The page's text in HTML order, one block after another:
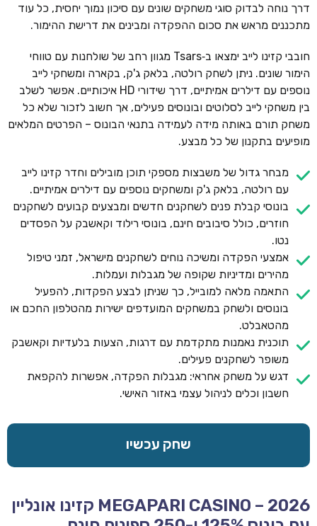
דרך נוחה לבדוק סוגי משחקים שונים עם סיכון נמוך יחסית, כל עוד
מתכננים מראש את סכום ההפקדה ומבינים את דרישת ההימור.
חובבי קזינו לייב ימצאו ב‑Tsars מגוון רחב של שולחנות עם טווחי
הימור שונים. ניתן לשחק רולטה, בלאק ג'ק, בקארה ומשחקי לייב
נוספים עם דילרים אמיתיים, דרך שידורי HD איכותיים. אפשר לשלב
בין משחקי לייב לסלוטים ובונוסים פעילים, אך חשוב לזכור שלא כל
משחק תורם באותה מידה לעמידה בתנאי הבונוס – הפרטים המלאים
מופיעים בתקנון של כל מבצע.
מבחר גדול של משבצות מספקי תוכן מובילים וחדר קזינו לייב
עם רולטה, בלאק ג'ק ומשחקים נוספים עם דילרים אמיתיים.
בונוסי קבלת פנים לשחקנים חדשים ומבצעים קבועים לשחקנים
חוזרים, כולל סיבובים חינם, בונוסי רילוד וקאשבק על הפסדים
נטו.
אמצעי הפקדה ומשיכה נוחים לשחקנים מישראל, זמני טיפול
מהירים ומדיניות שקופה של מגבלות ועמלות.
התאמה מלאה למובייל, כך שניתן לבצע הפקדות, להפעיל
בונוסים ולשחק במשחקים המועדפים ישירות מהטלפון החכם או
מהטאבלט.
תוכנית נאמנות מתקדמת עם דרגות, הצעות בלעדיות וקאשבק
משופר לשחקנים פעילים.
דגש על משחק אחראי: מגבלות הפקדה, אפשרות להקפאת
חשבון וכלים לניהול עצמי באזור האישי.
שחק עכשיו
MEGAPARI CASINO – 2026 קזינו אונליין